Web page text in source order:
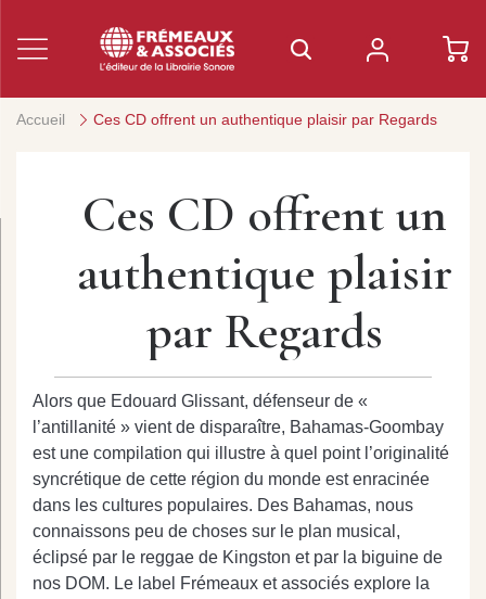
Accueil Ces CD offrent un authentique plaisir par Regards
Ces CD offrent un
authentique plaisir
par Regards
Alors que Edouard Glissant, défenseur de «
l’antillanité » vient de disparaître, Bahamas-Goombay
est une compilation qui illustre à quel point l’originalité
syncrétique de cette région du monde est enracinée
dans les cultures populaires. Des Bahamas, nous
connaissons peu de choses sur le plan musical,
éclipsé par le reggae de Kingston et par la biguine de
nos DOM. Le label Frémeaux et associés explore la